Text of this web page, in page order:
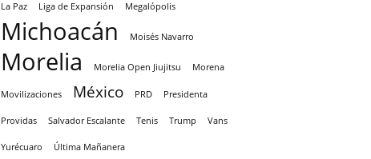
La Paz Liga de Expansión Megalópolis
Michoacán Moisés Navarro
Morelia Morelia Open Jiujitsu Morena
Movilizaciones México PRD Presidenta
Providas Salvador Escalante Tenis Trump Vans
Yurécuaro Última Mañanera